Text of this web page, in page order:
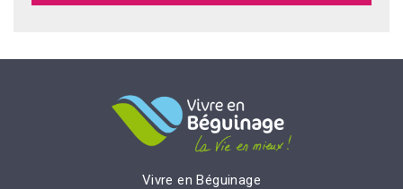
Vivre en Béguinage